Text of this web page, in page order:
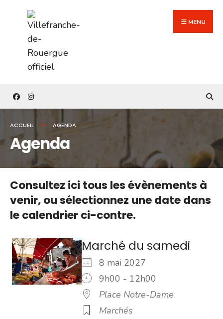
content
MENU
ACCUEIL AGENDA
Agenda
Consultez ici tous les évènements à
venir,ou sélectionnez une date dans
le calendrier ci-contre.
Marché du samedi
8 mai 2027
9h00 - 12h00
Place Notre-Dame
Marchés
for: